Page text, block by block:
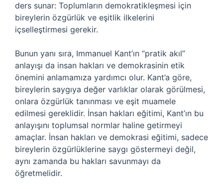
ders sunar: Toplumların demokratikleşmesi için
bireylerin özgürlük ve eşitlik ilkelerini
içselleştirmesi gerekir.
Bunun yanı sıra, Immanuel Kant’ın “pratik akıl”
anlayışı da insan hakları ve demokrasinin etik
önemini anlamamıza yardımcı olur. Kant’a göre,
bireylerin saygıya değer varlıklar olarak görülmesi,
onlara özgürlük tanınması ve eşit muamele
edilmesi gereklidir. İnsan hakları eğitimi, Kant’ın bu
anlayışını toplumsal normlar haline getirmeyi
amaçlar. İnsan hakları ve demokrasi eğitimi, sadece
bireylerin özgürlüklerine saygı göstermeyi değil,
aynı zamanda bu hakları savunmayı da
öğretmelidir.